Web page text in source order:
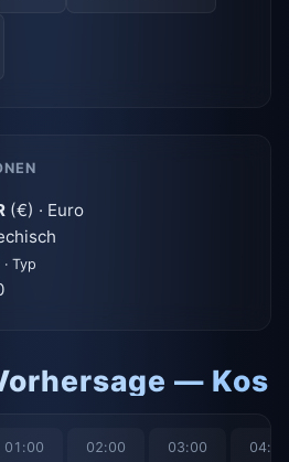
(€) · Euro
· Typ
— Kos
01:00 02:00 03:00 04:00